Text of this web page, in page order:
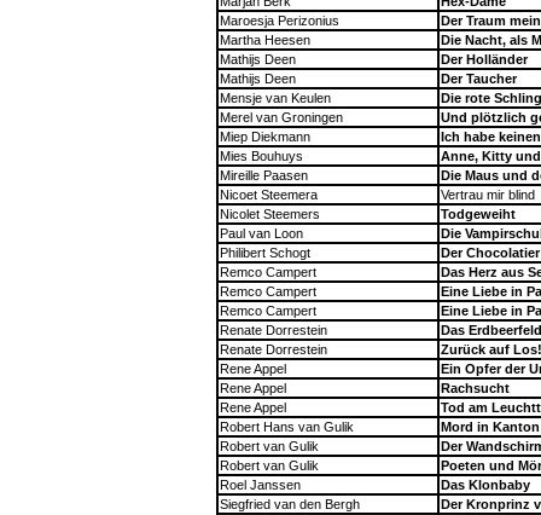
Maroesja Perizonius
Der Traum
Martha Heesen
Die Nacht, als
Mathijs Deen
Der Holländer
Mathijs Deen
Der Taucher
Mensje van Keulen
Die rote
Merel van Groningen
Und plötzlich
Miep Diekmann
Ich habe
Mies Bouhuys
Anne, Kitty
Mireille Paasen
Die Maus und
Nicoet Steemera
Vertrau mir blind
Nicolet Steemers
Todgeweiht
Paul van Loon
Die
Philibert Schogt
Der Chocolatier
Remco Campert
Das Herz aus
Remco Campert
Eine Liebe in
Remco Campert
Eine Liebe in
Renate Dorrestein
Das Erdbeerfeld
Renate Dorrestein
Zurück auf Los!
Rene Appel
Ein Opfer der
Rene Appel
Rachsucht
Rene Appel
Tod am
Robert Hans van Gulik
Mord in Kanton
Robert van Gulik
Der
Robert van Gulik
Poeten und
Roel Janssen
Das Klonbaby
Siegfried van den Bergh
Der Kronprinz